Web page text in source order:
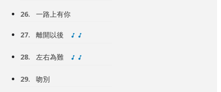
26. 一路上有你
27. 離開以後
28. 左右為難
29. 吻別